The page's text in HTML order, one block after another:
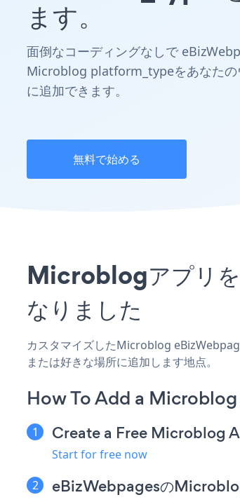
ます。
面倒なコーディングなしで
Microblog platform_typeをあなたの
に追加できます。
無料で始める
Microblogアプリ
なりました
カスタマイズしたMicroblog
または好きな場所に追加します地点。
How To Add a
Create a Free Microblog
Start for free now
eBizWebpagesの